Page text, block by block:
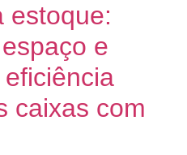
estoque:
e
caixas com